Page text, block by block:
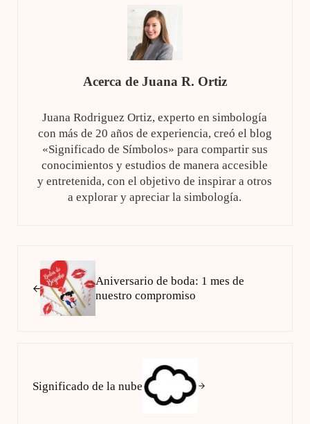
Acerca de Juana R. Ortiz
Juana Rodriguez Ortiz, experto en simbología
con más de 20 años de experiencia, creó el blog
«Significado de Símbolos» para compartir sus
conocimientos y estudios de manera accesible
y entretenida, con el objetivo de inspirar a otros
a explorar y apreciar la simbología.
Aniversario de boda: 1 mes de
nuestro compromiso
Significado de la nube